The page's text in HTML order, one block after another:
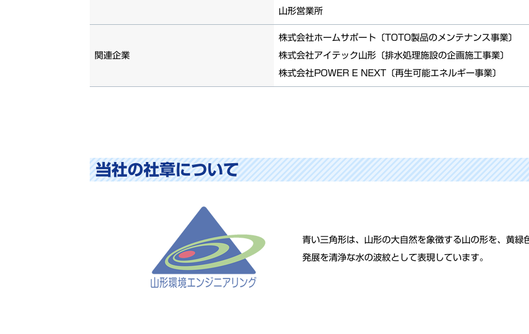
山形営業所
関連企業
株式会社ホームサポート〔TOTO製品のメンテナンス事業〕
株式会社アイテック山形〔排水処理施設の企画施工事業〕
株式会社POWER E NEXT〔再生可能エネルギー事業〕
当社の社章について
青い三角形は、山形の大自然を象徴する山の形を、黄緑
発展を清浄な水の波紋として表現しています。